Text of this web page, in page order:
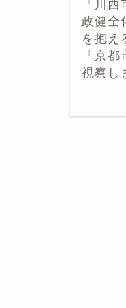
「川
政健全
を抱え
「京
視察し